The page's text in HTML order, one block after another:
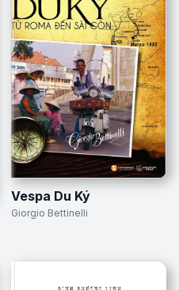
Vespa Du Ký
Giorgio Bettinelli